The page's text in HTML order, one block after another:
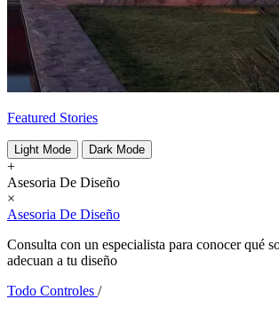
Featured Stories
Light Mode Dark Mode
+
Asesoria De Diseño
×
Asesoria De Diseño
Consulta con un especialista para conocer qué
adecuan a tu diseño
Todo Controles /